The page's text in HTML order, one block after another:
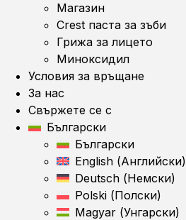
Магазин
Crest паста за зъби
Грижа за лицето
Миноксидил
Условия за връщане
За нас
Свържете се с
Български
Български
English (Английски)
Deutsch (Немски)
Polski (Полски)
Magyar (Унгарски)